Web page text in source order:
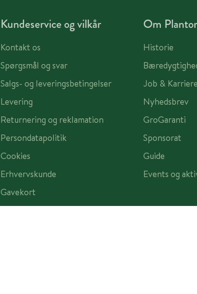
Kundeservice og vilkår
Kontakt os
Spørgsmål og svar
Salgs- og leveringsbetingelser
Levering
Returnering og reklamation
Persondatapolitik
Cookies
Erhvervskunde
Gavekort
Om
Historie
Job & Karriere
Nyhedsbrev
GroGaranti
Sponsorat
Guide
Events og